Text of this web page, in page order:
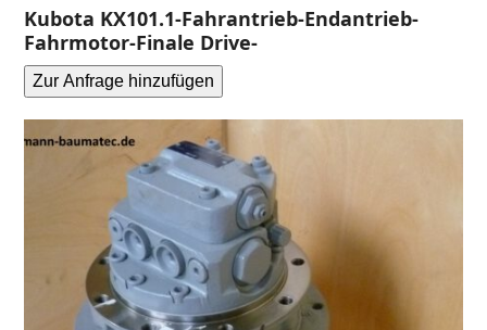
Kubota KX101.1-Fahrantrieb-Endantrieb-
Fahrmotor-Finale Drive-
Zur Anfrage hinzufügen